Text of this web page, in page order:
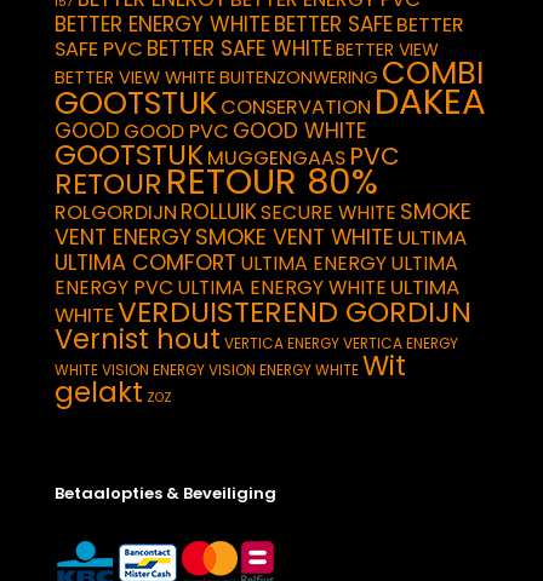
BETTER ENERGY WHITEBETTER SAFEBETTER
SAFE PVC BETTER SAFE WHITEBETTER VIEW
BETTER VIEW WHITEBUITENZONWERING COMBI
GOOTSTUKCONSERVATION DAKEA
GOOD GOOD PVC GOOD WHITE
GOOTSTUKMUGGENGAAS PVC
RETOUR RETOUR 80%
ROLGORDIJN ROLLUIKSECURE WHITE SMOKE
VENT ENERGYSMOKE VENT WHITE ULTIMA
ULTIMA COMFORT ULTIMA ENERGYULTIMA
ENERGY PVC ULTIMA ENERGY WHITE ULTIMA
WHITEVERDUISTEREND GORDIJN
Vernist hout VERTICA ENERGYVERTICA ENERGY
WHITEVISION ENERGYVISION ENERGY WHITEWit
gelakt ZOZ
Betaalopties & Beveiliging